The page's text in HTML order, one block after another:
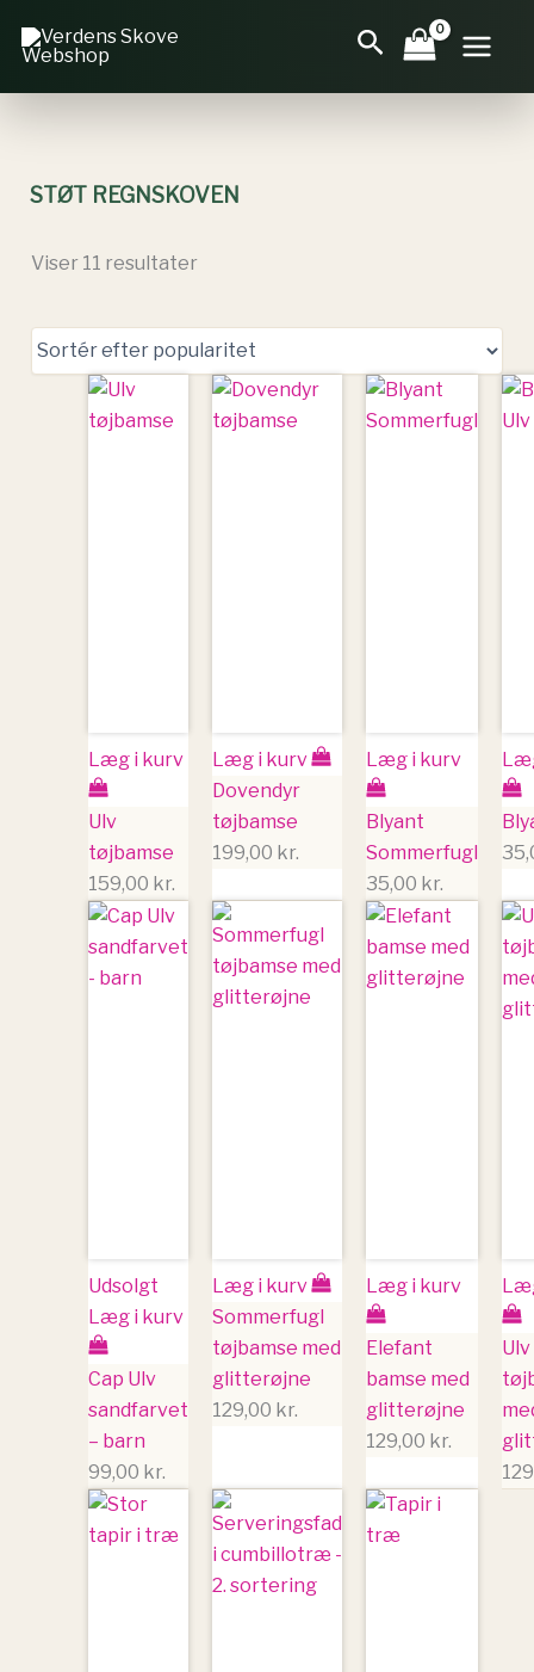
Søg
STØT REGNSKOVEN
Viser 11 resultater
Læg i kurv
Ulv
tøjbamse
159,00 kr.
Læg i kurv
Dovendyr
tøjbamse
199,00 kr.
Læg i kurv
Blyant
Sommerfugl
35,00 kr.
Udsolgt
Læg i kurv
Cap Ulv
sandfarvet
– barn
99,00 kr.
Læg i kurv
Sommerfugl
tøjbamse med
glitterøjne
129,00 kr.
Læg i kurv
Elefant
bamse med
glitterøjne
129,00 kr.
Ulv